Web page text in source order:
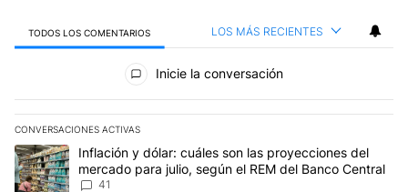
TODOS LOS COMENTARIOS LOS MÁS RECIENTES
Todos los comentarios
Inicie la conversación
CONVERSACIONES ACTIVAS
Este listado muestra los artículos con más comentarios en los
Un artículo de tendencia con el título "Inflación y dólar: cuáles
Inflación y dólar: cuáles son las proyecciones del
mercado para julio, según el REM del Banco Central
41